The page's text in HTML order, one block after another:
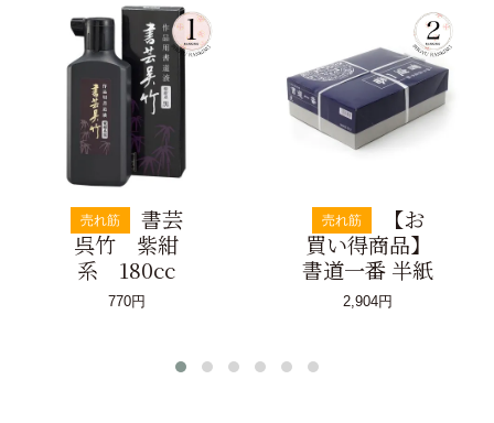
売れ筋
書芸
呉竹 紫紺
系 180cc
770円
売れ筋
【お
買い得商品】
書道一番 半紙
2,904円